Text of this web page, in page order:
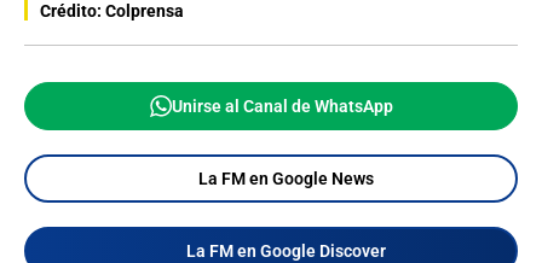
Crédito: Colprensa
Unirse al Canal de WhatsApp
La FM en Google News
La FM en Google Discover